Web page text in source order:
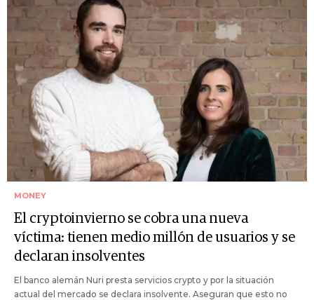
MONEY
El cryptoinvierno se cobra una nueva
víctima: tienen medio millón de usuarios y se
declaran insolventes
El banco alemán Nuri presta servicios crypto y por la situación
actual del mercado se declara insolvente. Aseguran que esto no